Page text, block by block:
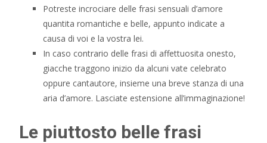
Potreste incrociare delle frasi sensuali d’amore
quantita romantiche e belle, appunto indicate a
causa di voi e la vostra lei.
In caso contrario delle frasi di affettuosita onesto,
giacche traggono inizio da alcuni vate celebrato
oppure cantautore, insieme una breve stanza di una
aria d’amore. Lasciate estensione all’immaginazione!
Le piuttosto belle frasi